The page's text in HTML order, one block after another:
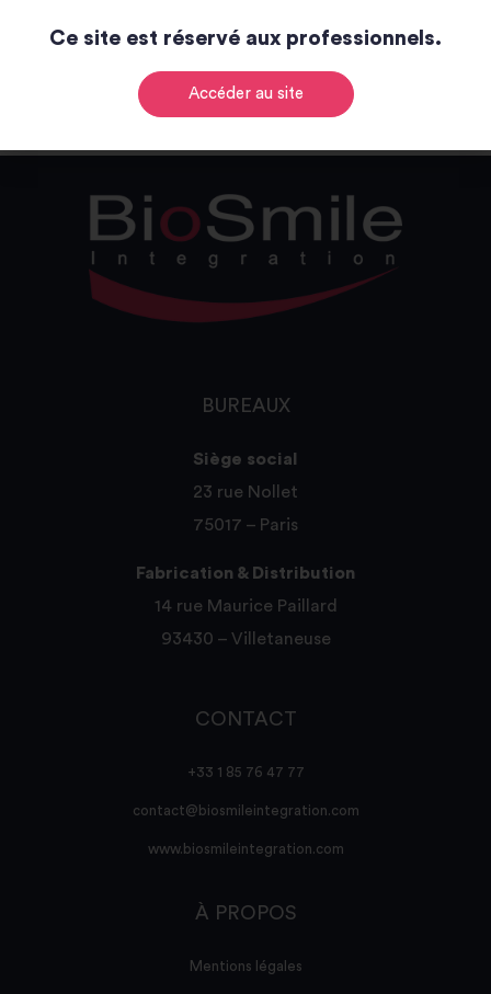
BUREAUX
Siège social
23 rue Nollet
75017 – Paris
Fabrication & Distribution
14 rue Maurice Paillard
93430 – Villetaneuse
CONTACT
+33 1 85 76 47 77
contact@biosmileintegration.com
www.biosmileintegration.com
À PROPOS
Mentions légales
Ce site est réservé aux professionnels.
Accéder au site